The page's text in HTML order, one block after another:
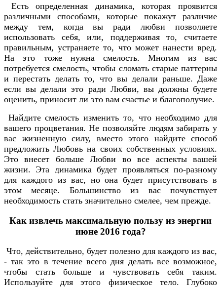
Есть определенная динамика, которая проявится
различными способами, которые покажут различие
между тем, когда вы ради любви позволяете
использовать себя, или, поддерживая то, считаете
правильным, устраняете то, что может нанести вред.
На это тоже нужна смелость. Многим из вас
потребуется смелость, чтобы сломать старые паттерны
и перестать делать то, что вы делали раньше. Даже
если вы делали это ради Любви, вы должны будете
оценить, приносит ли это вам счастье и благополучие.
Найдите смелость изменить то, что необходимо для
вашего процветания. Не позволяйте людям забирать у
вас жизненную силу, вместо этого найдите способ
предложить Любовь на своих собственных условиях.
Это внесет больше Любви во все аспекты вашей
жизни. Эта динамика будет проявляться по-разному
для каждого из вас, но она будет присутствовать в
этом месяце. Большинство из вас почувствует
необходимость стать значительно смелее, чем прежде.
Как извлечь максимальную пользу из энергии
июне 2016 года?
Что, действительно, будет полезно для каждого из вас,
- так это в течение всего дня делать все возможное,
чтобы стать больше и чувствовать себя таким.
Используйте для этого физическое тело. Глубоко